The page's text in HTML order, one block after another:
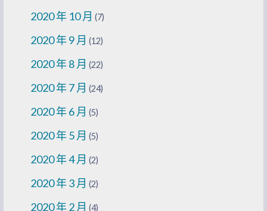
2020 年 10 月 (7)
2020 年 9 月 (12)
2020 年 8 月 (22)
2020 年 7 月 (24)
2020 年 6 月 (5)
2020 年 5 月 (5)
2020 年 4 月 (2)
2020 年 3 月 (2)
2020 年 2 月 (4)